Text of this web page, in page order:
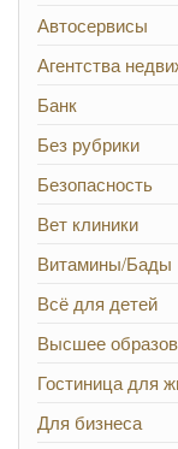
Автосервисы
Агентства
Банк
Без рубрики
Безопасность
Вет клиники
Витамины/Бады
Всё для детей
Высшее
Гостиница для
Для бизнеса